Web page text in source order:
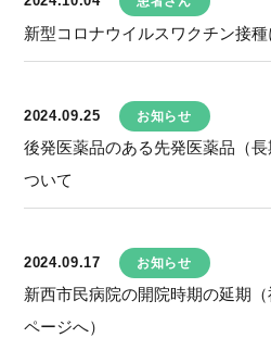
新型コロナウイルスワクチン接種
2024.09.25 お知らせ
後発医薬品のある先発医薬品（
ついて
2024.09.17 お知らせ
新西市民病院の開院時期の延期
ページへ）